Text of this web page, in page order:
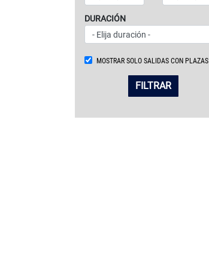
DURACIÓN
MOSTRAR SOLO SALIDAS CON PLAZAS
FILTRAR